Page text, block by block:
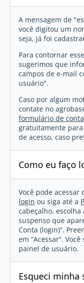
A mensagem de
você digitou um
seja, já foi
Para contornar
sugerimos que
campos de e-mail
usuário".
Caso por algum
contate no
formulário de
gratuitamente para
de acesso, caso
Como eu faço
Você pode acessar
login ou siga até a
cabeçalho, escolha
suspenso que
Conta (login)”.
em “Acessar”.
painel de usuário.
Esqueci minha